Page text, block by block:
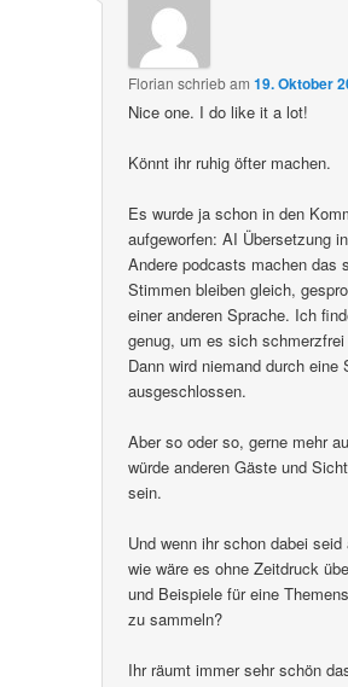
Florian schriebam19. Oktober
Nice one. I do like it a lot!
Könnt ihr ruhig öfter machen.
Es wurde ja schon in den
aufgeworfen: AI Übersetzung
Andere podcasts machen das
Stimmen bleiben gleich,
einer anderen Sprache. Ich
genug, um es sich
Dann wird niemand durch eine
ausgeschlossen.
Aber so oder so, gerne mehr
würde anderen Gäste und
sein.
Und wenn ihr schon dabei
wie wäre es ohne Zeitdruck
und Beispiele für eine
zu sammeln?
Ihr räumt immer sehr schön